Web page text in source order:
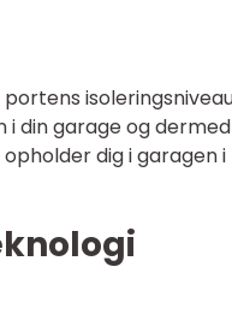
din garage og
dig i garagen